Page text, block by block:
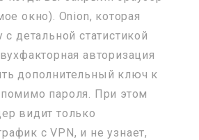
окно). Onion, которая
с детальной статистикой
авторизация
дополнительный ключ к
пароля. При этом
видит только
с VPN, и не узнает,